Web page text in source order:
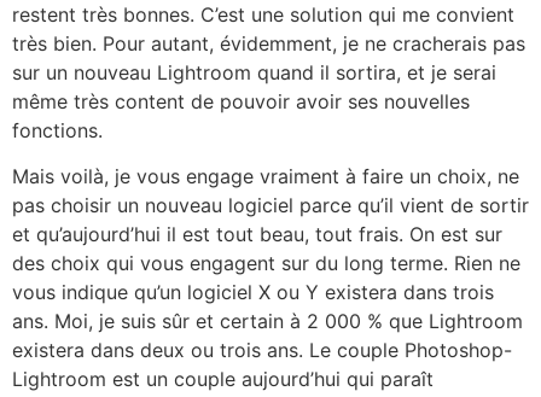
restent très bonnes. C’est une solution qui me convient
très bien. Pour autant, évidemment, je ne cracherais pas
sur un nouveau Lightroom quand il sortira, et je serai
même très content de pouvoir avoir ses nouvelles
fonctions.
Mais voilà, je vous engage vraiment à faire un choix, ne
pas choisir un nouveau logiciel parce qu’il vient de sortir
et qu’aujourd’hui il est tout beau, tout frais. On est sur
des choix qui vous engagent sur du long terme. Rien ne
vous indique qu’un logiciel X ou Y existera dans trois
ans. Moi, je suis sûr et certain à 2 000 % que Lightroom
existera dans deux ou trois ans. Le couple Photoshop-
Lightroom est un couple aujourd’hui qui paraît